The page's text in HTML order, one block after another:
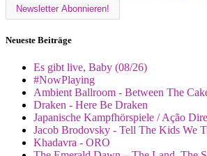
Neueste Beiträge
Es gibt live, Baby (08/26)
#NowPlaying
Ambient Ballroom - Between The
Draken - Here Be Draken
Japanische Kampfhörspiele / Ação
Jacob Brodovsky - Tell The Kids We
Khadavra - ORO